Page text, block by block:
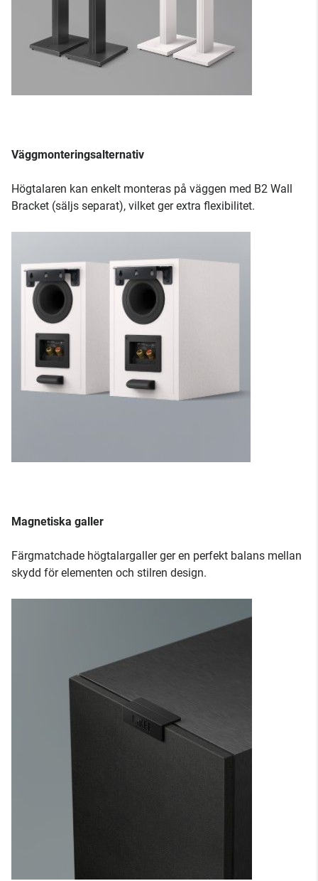
Väggmonteringsalternativ
Högtalaren kan enkelt monteras på väggen med B2 Wall
Bracket (säljs separat), vilket ger extra flexibilitet.
Magnetiska galler
Färgmatchade högtalargaller ger en perfekt balans mellan
skydd för elementen och stilren design.